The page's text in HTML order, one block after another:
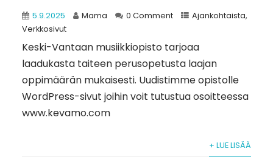
5.9.2025 Mama 0 Comment Ajankohtaista,
Verkkosivut
Keski-Vantaan musiikkiopisto tarjoaa
laadukasta taiteen perusopetusta laajan
oppimäärän mukaisesti. Uudistimme opistolle
WordPress-sivut joihin voit tutustua osoitteessa
www.kevamo.com
+ LUE LISÄÄ